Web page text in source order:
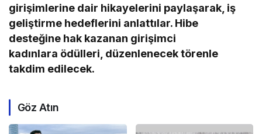
girişimlerine dair hikayelerini paylaşarak, iş
geliştirme hedeflerini anlattılar. Hibe
desteğine hak kazanan girişimci
kadınlara ödülleri, düzenlenecek törenle
takdim edilecek.
Göz Atın